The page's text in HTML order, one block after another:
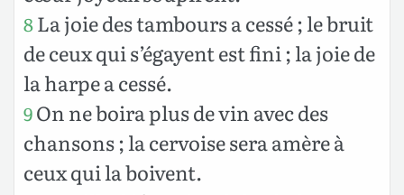
8La joie des tambours a cessé ; le bruit
de ceux qui s’égayent est fini ; la joie de
la harpe a cessé.
9On ne boira plus de vin avec des
chansons ; la cervoise sera amère à
ceux qui la boivent.